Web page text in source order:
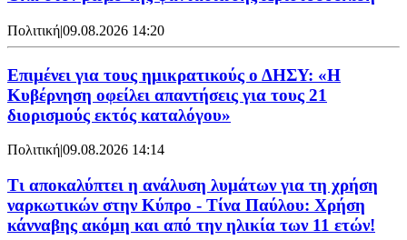
Πολιτική|09.08.2026 14:20
Επιμένει για τους ημικρατικούς ο ΔΗΣΥ: «Η
Κυβέρνηση οφείλει απαντήσεις για τους 21
διορισμούς εκτός καταλόγου»
Πολιτική|09.08.2026 14:14
Τι αποκαλύπτει η ανάλυση λυμάτων για τη χρήση
ναρκωτικών στην Κύπρο - Τίνα Παύλου: Χρήση
κάνναβης ακόμη και από την ηλικία των 11 ετών!